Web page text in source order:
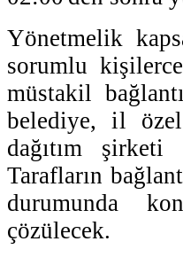
Yönetmelik
sorumlu
müstakil
belediye, il
dağıtım şirketi
Tarafların
durumunda
çözülecek.